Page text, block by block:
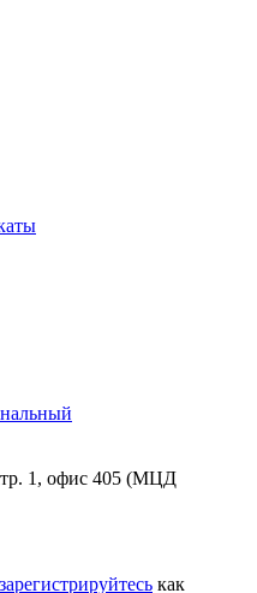
1, офис 405 (МЦД
зарегистрируйтесь как